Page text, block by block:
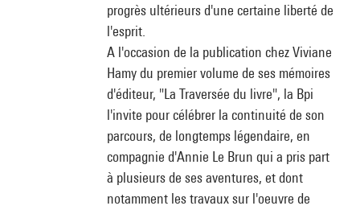
progrès ultérieurs d'une certaine liberté de
l'esprit.
A l'occasion de la publication chez Viviane
Hamy du premier volume de ses mémoires
d'éditeur, "La Traversée du livre", la Bpi
l'invite pour célébrer la continuité de son
parcours, de longtemps légendaire, en
compagnie d'Annie Le Brun qui a pris part
à plusieurs de ses aventures, et dont
notamment les travaux sur l'oeuvre de